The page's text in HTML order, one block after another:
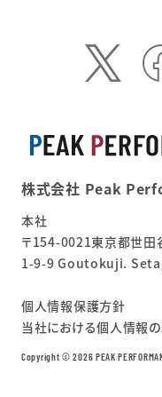
株式会社 Peak
本社
〒154-0021東京都世
1-9-9 Goutokuji.
個人情報保護方針
当社における個人情報
Copyright ©︎ 2026 PEAK